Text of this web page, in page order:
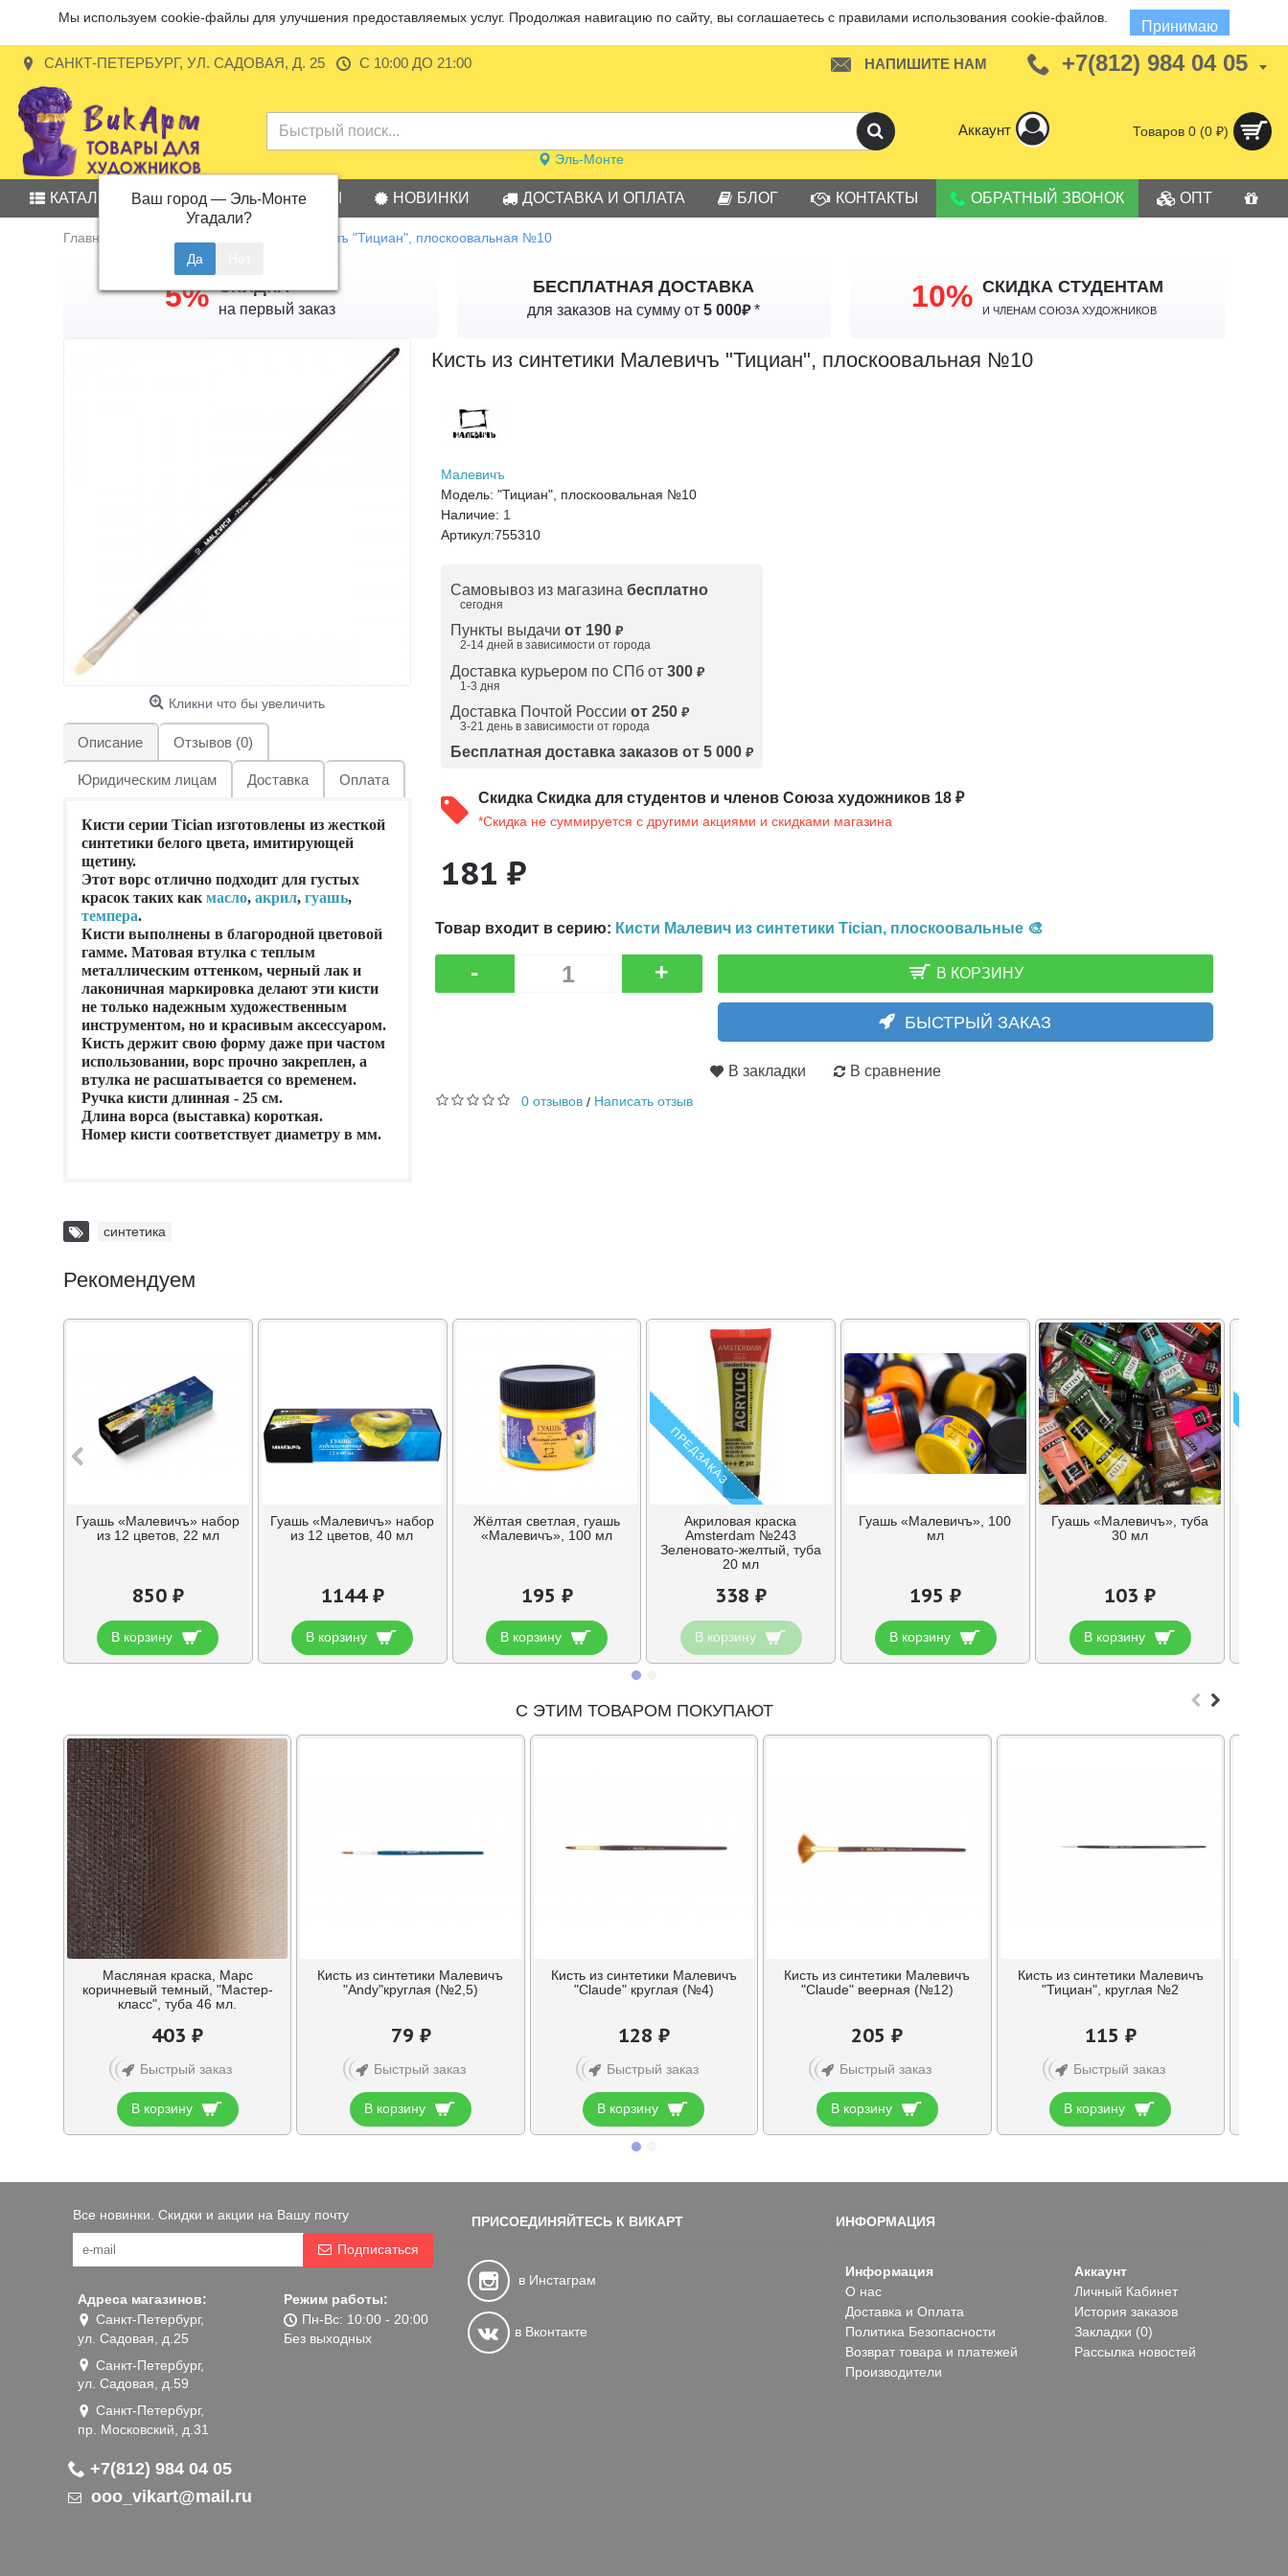
Мы используем cookie-файлы для улучшения предоставляемых услуг. Продолжая навигацию по сайту, вы соглашаетесь с правилами использования cookie-файлов.
Принимаю
САНКТ-ПЕТЕРБУРГ, УЛ. САДОВАЯ, Д. 25 С 10:00 ДО 21:00 НАПИШИТЕ НАМ +7(812) 984 04 05
Эль-Монте
Ваш город — Эль-Монте
Угадали?
Аккаунт Товаров 0 (0 ₽)
КАТАЛОГ АКЦИИ БРЕНДЫ НОВИНКИ ДОСТАВКА И ОПЛАТА БЛОГ КОНТАКТЫ ОБРАТНЫЙ ЗВОНОК ОПТ
Главная Кисть из синтетики Малевичъ "Тициан", плоскоовальная №10
5% СКИДКА
на первый заказ
БЕСПЛАТНАЯ ДОСТАВКА
для заказов на сумму от5 000₽* 10% СКИДКА СТУДЕНТАМ
И членам Союза Художников
Кликни что бы увеличить
Описание Отзывов (0)
Юридическим лицам Доставка Оплата
Кисти серии Tician изготовлены из жесткой
синтетики белого цвета, имитирующей
щетину.
Этот ворс отлично подходит для густых
красок таких как масло, акрил, гуашь,
темпера.
Кисти выполнены в благородной цветовой
гамме. Матовая втулка с теплым
металлическим оттенком, черный лак и
лаконичная маркировка делают эти кисти
не только надежным художественным
инструментом, но и красивым аксессуаром.
Кисть держит свою форму даже при частом
использовании, ворс прочно закреплен, а
втулка не расшатывается со временем.
Ручка кисти длинная - 25 см.
Длина ворса (выставка) короткая.
Номер кисти соответствует диаметру в мм.
Кисть из синтетики Малевичъ "Тициан", плоскоовальная №10
Малевичъ
Модель: "Тициан", плоскоовальная №10
Наличие: 1
Артикул:755310
Самовывоз из магазина бесплатно
сегодня
Пункты выдачи от 190 ₽
2-14 дней в зависимости от города
Доставка курьером по СПб от 300 ₽
1-3 дня
Доставка Почтой России от 250 ₽
3-21 день в зависимости от города
Бесплатная доставка заказов от 5 000₽
Скидка Скидка для студентов и членов Союза художников 18 ₽
*Скидка не суммируется с другими акциями и скидками магазина
181 ₽
Товар входит в серию: Кисти Малевич из синтетики Tician, плоскоовальные 🎨
- + В КОРЗИНУ
БЫСТРЫЙ ЗАКАЗ
В закладки В сравнение
0 отзывов/ Написать отзыв
синтетика
Рекомендуем
Гуашь «Малевичъ» набор
из 12 цветов, 22 мл
850 ₽
В корзину
Гуашь «Малевичъ» набор
из 12 цветов, 40 мл
1144 ₽
В корзину
Жёлтая светлая, гуашь
«Малевичъ», 100 мл
195 ₽
В корзину
ПРЕДЗАКАЗ
Акриловая краска
Amsterdam №243
Зеленовато-желтый, туба
20 мл
338 ₽
В корзину
Гуашь «Малевичъ», 100
мл
195 ₽
В корзину
Гуашь «Малевичъ», туба
30 мл
103 ₽
В корзину
С ЭТИМ ТОВАРОМ ПОКУПАЮТ
Масляная краска, Марс
коричневый темный, "Мастер-
класс", туба 46 мл.
403 ₽
Быстрый заказ
В корзину
Кисть из синтетики Малевичъ
"Andy"круглая (№2,5)
79 ₽
Быстрый заказ
В корзину
Кисть из синтетики Малевичъ
"Claude" круглая (№4)
128 ₽
Быстрый заказ
В корзину
Кисть из синтетики Малевичъ
"Claude" веерная (№12)
205 ₽
Быстрый заказ
В корзину
Кисть из синтетики Малевичъ
"Тициан", круглая №2
115 ₽
Быстрый заказ
В корзину
Все новинки. Скидки и акции на Вашу почту
Подписаться
Адреса магазинов:
Санкт-Петербург,
ул. Садовая, д.25
Санкт-Петербург,
ул. Садовая, д.59
Санкт-Петербург,
пр. Московский, д.31
Режим работы:
Пн-Вс: 10:00 - 20:00
Без выходных
+7(812) 984 04 05
ooo_vikart@mail.ru
ПРИСОЕДИНЯЙТЕСЬ К ВИКАРТ
в Инстаграм
в Вконтакте
ИНФОРМАЦИЯ
Информация
О нас
Доставка и Оплата
Политика Безопасности
Возврат товара и платежей
Производители
Аккаунт
Личный Кабинет
История заказов
Закладки (0)
Рассылка новостей